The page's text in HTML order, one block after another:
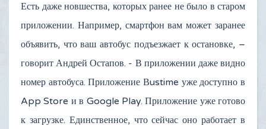
Есть даже новшества, которых ранее не было в старом
приложении. Например, смартфон вам может заранее
объявить, что ваш автобус подъезжает к остановке, –
говорит Андрей Остапов. - В приложении даже видно
номер автобуса. Приложение Вustime уже доступно в
App Store и в Google Play. Приложение уже готово
к загрузке. Единственное, что сейчас оно работает в